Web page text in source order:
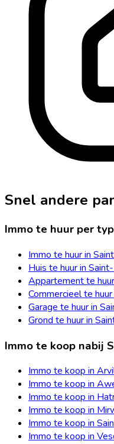
Snel andere
Immo te huur per
Immo te huur in
Huis te huur in
Appartement te
Commercieel te
Garage te huur in
Grond te huur in
Immo te koop nabij
Immo te koop in
Immo te koop in
Immo te koop in
Immo te koop in
Immo te koop in
Immo te koop in